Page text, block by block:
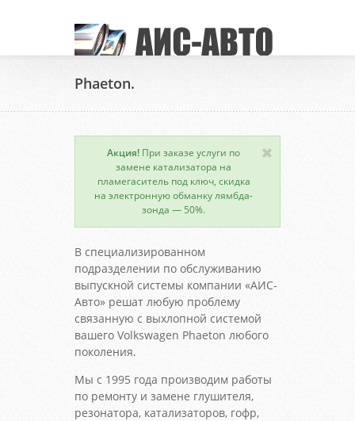
Phaeton.
Акция! При заказе услуги по
замене катализатора на
пламегаситель под ключ, скидка
на электронную обманку лямбда-
зонда — 50%.
В специализированном
подразделении по обслуживанию
выпускной системы компании «АИС-
Авто» решат любую проблему
связанную с выхлопной системой
вашего Volkswagen Phaeton любого
поколения.
Мы с 1995 года производим работы
по ремонту и замене глушителя,
резонатора, катализаторов, гофр,